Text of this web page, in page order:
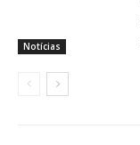
Notícias